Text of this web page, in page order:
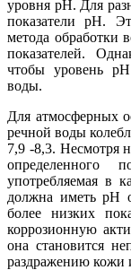
уровня pH. Для
показатели pH.
метода обработки
показателей.
чтобы уровень
воды.
Для атмосферных
речной воды
7,9 -8,3. Несмотря
определенного
употребляемая в
должна иметь pH
более низких
коррозионную
она становится
раздражению кожи